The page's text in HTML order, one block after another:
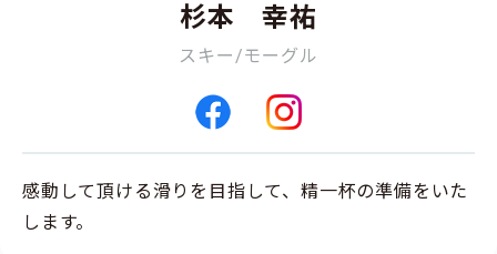
杉本 幸祐
スキー/モーグル
感動して頂ける滑りを目指して、精一杯の準備をいた
します。